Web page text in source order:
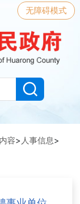
无障碍模式
容> 人事信息>